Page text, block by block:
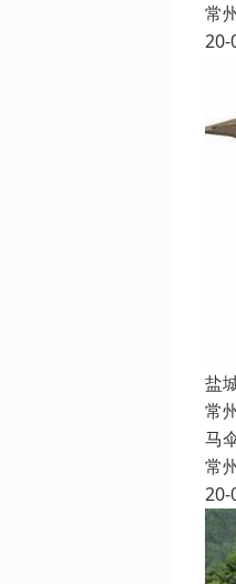
常
20-
盐
常
马
常
20-